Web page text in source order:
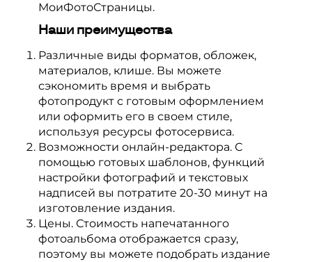
МоиФотоСтраницы.
Наши преимущества
Различные виды форматов, обложек,
материалов, клише. Вы можете
сэкономить время и выбрать
фотопродукт с готовым оформлением
или оформить его в своем стиле,
используя ресурсы фотосервиса.
Возможности онлайн-редактора. С
помощью готовых шаблонов, функций
настройки фотографий и текстовых
надписей вы потратите 20-30 минут на
изготовление издания.
Цены. Стоимость напечатанного
фотоальбома отображается сразу,
поэтому вы можете подобрать издание